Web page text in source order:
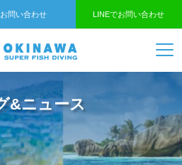
お問い合わせ LINEでお問い合わせ
&ニュース